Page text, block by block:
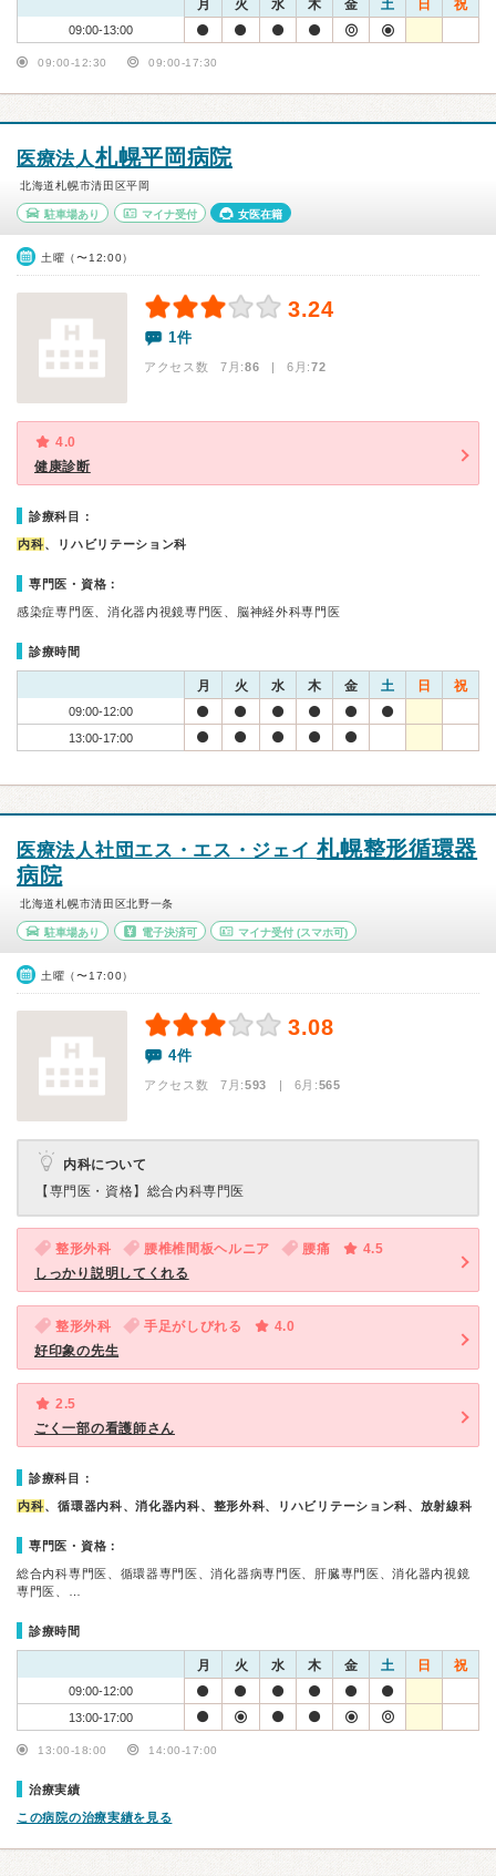
月 火 水 木 金 土 日 祝
09:00-13:00
09:00-12:30 09:00-17:30
医療法人札幌平岡病院
北海道札幌市清田区平岡
駐車場あり マイナ受付 女医在籍
土曜（〜12:00）
3.24
1件
アクセス数 7月:86 | 6月:72
4.0
健康診断
診療科目：
内科、リハビリテーション科
専門医・資格：
感染症専門医、消化器内視鏡専門医、脳神経外科専門医
診療時間
月 火 水 木 金 土 日 祝
09:00-12:00
13:00-17:00
医療法人社団エス・エス・ジェイ札幌整形循環器
病院
北海道札幌市清田区北野一条
駐車場あり 電子決済可 マイナ受付 (スマホ可)
土曜（〜17:00）
3.08
4件
アクセス数 7月:593 | 6月:565
内科について
【専門医・資格】 総合内科専門医
整形外科 腰椎椎間板ヘルニア 腰痛
4.5
しっかり説明してくれる
整形外科 手足がしびれる
4.0
好印象の先生
2.5
ごく一部の看護師さん
診療科目：
内科、循環器内科、消化器内科、整形外科、リハビリテーション科、放射線科
専門医・資格：
総合内科専門医、循環器専門医、消化器病専門医、肝臓専門医、消化器内視鏡
専門医、…
診療時間
月 火 水 木 金 土 日 祝
09:00-12:00
13:00-17:00
13:00-18:00 14:00-17:00
治療実績
この病院の治療実績を見る